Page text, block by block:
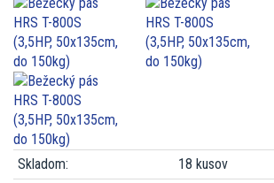
Skladom:
18 kusov